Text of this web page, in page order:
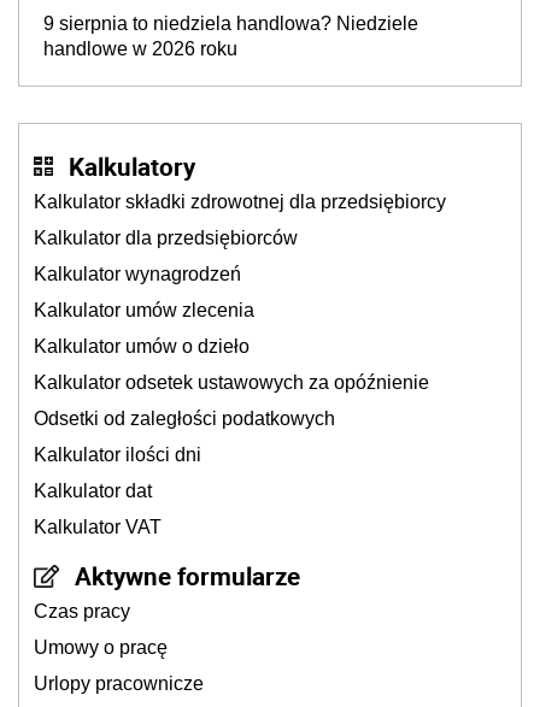
9 sierpnia to niedziela handlowa? Niedziele
handlowe w 2026 roku
Kalkulatory
Kalkulator składki zdrowotnej dla przedsiębiorcy
Kalkulator dla przedsiębiorców
Kalkulator wynagrodzeń
Kalkulator umów zlecenia
Kalkulator umów o dzieło
Kalkulator odsetek ustawowych za opóźnienie
Odsetki od zaległości podatkowych
Kalkulator ilości dni
Kalkulator dat
Kalkulator VAT
Aktywne formularze
Czas pracy
Umowy o pracę
Urlopy pracownicze